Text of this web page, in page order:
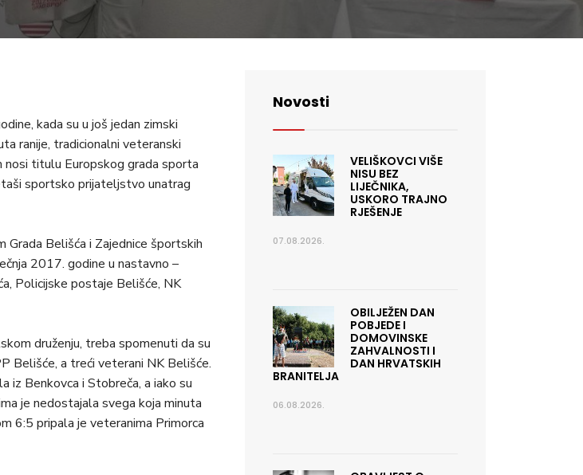
kada su u još jedan zimski
ranije, tradicionalni veteranski
titulu Europskog grada sporta
sportsko prijateljstvo unatrag
Belišća i Zajednice športskih
2017. godine u nastavno –
Policijske postaje Belišće, NK
druženju, treba spomenuti da su
Belišće, a treći veterani NK Belišće.
iz Benkovca i Stobreča, a iako su
je nedostajala svega koja minuta
6:5 pripala je veteranima Primorca
Novosti
VELIŠKOVCI VIŠE
NISU BEZ
LIJEČNIKA,
USKORO TRAJNO
RJEŠENJE
07.08.2026.
OBILJEŽEN DAN
POBJEDE I
DOMOVINSKE
ZAHVALNOSTI I
DAN HRVATSKIH
BRANITELJA
06.08.2026.